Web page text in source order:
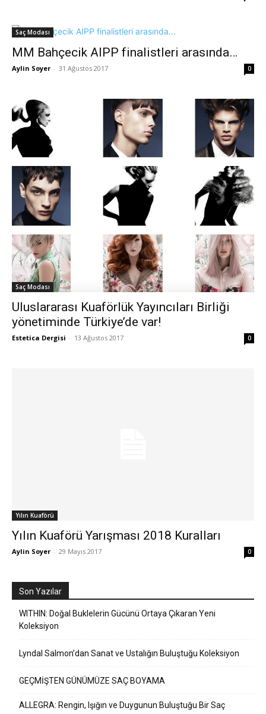
Saç Modası
MM Bahçecik AIPP finalistleri arasında…
Aylin Soyer - 31 Ağustos 2017 0
Saç Modası
Uluslararası Kuaförlük Yayıncıları Birliği
yönetiminde Türkiye’de var!
Estetica Dergisi - 13 Ağustos 2017 0
Yılın Kuaförü
Yılın Kuaförü Yarışması 2018 Kuralları
Aylin Soyer - 29 Mayıs 2017 0
Son Yazılar
WITHIN: Doğal Buklelerin Gücünü Ortaya Çıkaran Yeni
Koleksiyon
Lyndal Salmon’dan Sanat ve Ustalığın Buluştuğu Koleksiyon
GEÇMİŞTEN GÜNÜMÜZE SAÇ BOYAMA
ALLEGRA: Rengin, Işığın ve Duygunun Buluştuğu Bir Saç